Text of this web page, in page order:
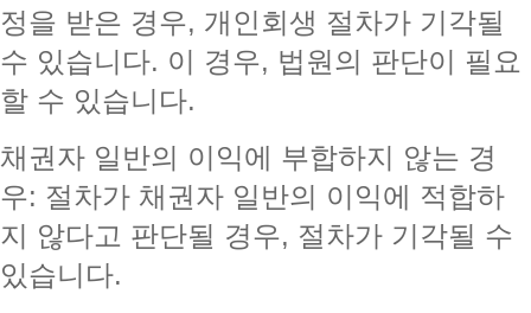
정을 받은 경우, 개인회생 절차가 기각될
수 있습니다. 이 경우, 법원의 판단이 필요
할 수 있습니다.
채권자 일반의 이익에 부합하지 않는 경
우: 절차가 채권자 일반의 이익에 적합하
지 않다고 판단될 경우, 절차가 기각될 수
있습니다.